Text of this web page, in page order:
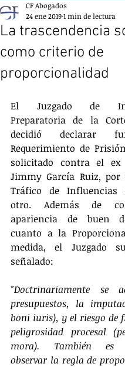
La trascendencia
como criterio de
proporcionalidad
CF Abogados
24 ene 20191 min de lectura
El Juzgado de
Preparatoria de la
decidió declarar
Requerimiento de
solicitado contra el ex
Jimmy García Ruiz,
Tráfico de Influencias
otro. Además de
apariencia de buen
cuanto a la
medida, el Juzgado
señalado:
"Doctrinariamente se
presupuestos, la
boni iuris), y el riesgo de
peligrosidad procesal
mora). También es
observar la regla de